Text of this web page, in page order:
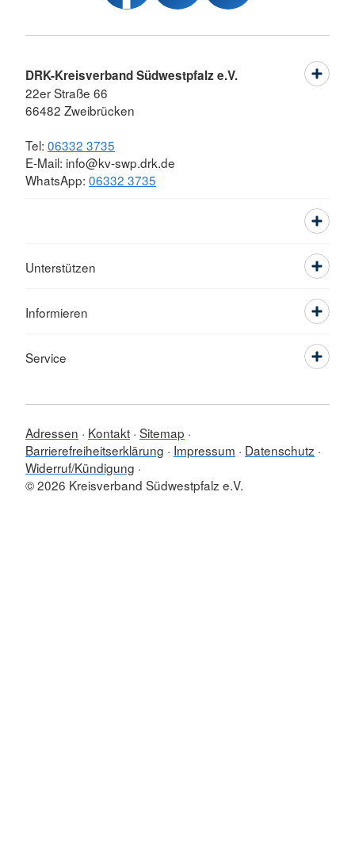
DRK-Kreisverband Südwestpfalz e.V.
22er Straße 66
66482 Zweibrücken
Tel: 06332 3735
E-Mail: info@kv-swp.drk.de
WhatsApp: 06332 3735
Unterstützen
Informieren
Service
Adressen Kontakt Sitemap
Barrierefreiheitserklärung
Impressum
Datenschutz
Widerruf/Kündigung
© 2026 Kreisverband Südwestpfalz e.V.